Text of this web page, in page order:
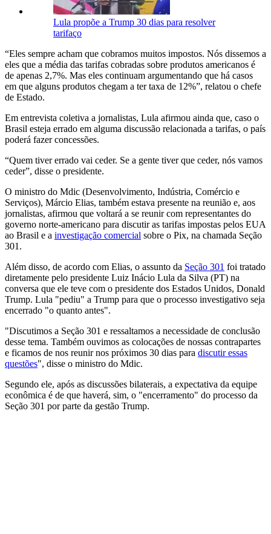
Lula propõe a Trump 30 dias para resolver
tarifaço
“Eles sempre acham que cobramos muitos impostos. Nós dissemos a
eles que a média das tarifas cobradas sobre produtos americanos é
de apenas 2,7%. Mas eles continuam argumentando que há casos
em que alguns produtos chegam a ter taxa de 12%”, relatou o chefe
de Estado.
Em entrevista coletiva a jornalistas, Lula afirmou ainda que, caso o
Brasil esteja errado em alguma discussão relacionada a tarifas, o país
poderá fazer concessões.
“Quem tiver errado vai ceder. Se a gente tiver que ceder, nós vamos
ceder”, disse o presidente.
O ministro do Mdic (Desenvolvimento, Indústria, Comércio e
Serviços), Márcio Elias, também estava presente na reunião e, aos
jornalistas, afirmou que voltará a se reunir com representantes do
governo norte-americano para discutir as tarifas impostas pelos EUA
ao Brasil e a investigação comercial sobre o Pix, na chamada Seção
301.
Além disso, de acordo com Elias, o assunto da Seção 301 foi tratado
diretamente pelo presidente Luiz Inácio Lula da Silva (PT) na
conversa que ele teve com o presidente dos Estados Unidos, Donald
Trump. Lula "pediu" a Trump para que o processo investigativo seja
encerrado "o quanto antes".
"Discutimos a Seção 301 e ressaltamos a necessidade de conclusão
desse tema. Também ouvimos as colocações de nossas contrapartes
e ficamos de nos reunir nos próximos 30 dias para discutir essas
questões", disse o ministro do Mdic.
Segundo ele, após as discussões bilaterais, a expectativa da equipe
econômica é de que haverá, sim, o "encerramento" do processo da
Seção 301 por parte da gestão Trump.